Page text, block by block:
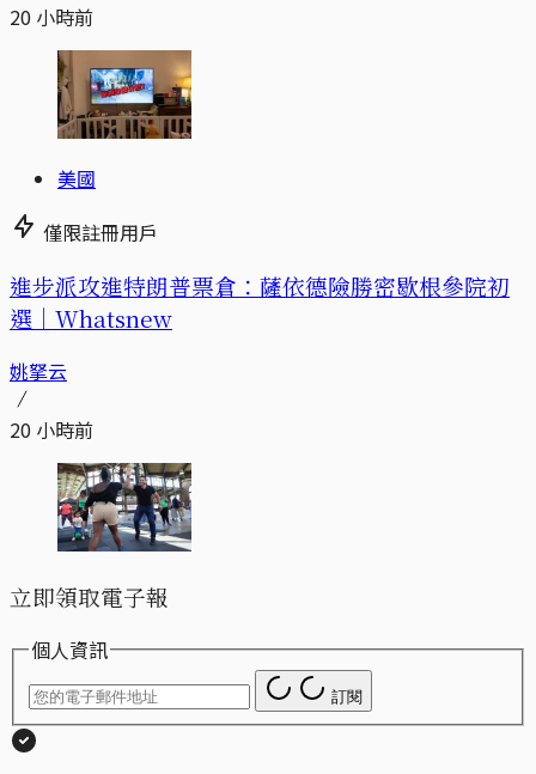
20 小時前
美國
僅限註冊用戶
進步派攻進特朗普票倉：薩依德險勝密歇根參院初
選｜Whatsnew
姚拏云
20 小時前
立即領取電子報
個人資訊
訂閱